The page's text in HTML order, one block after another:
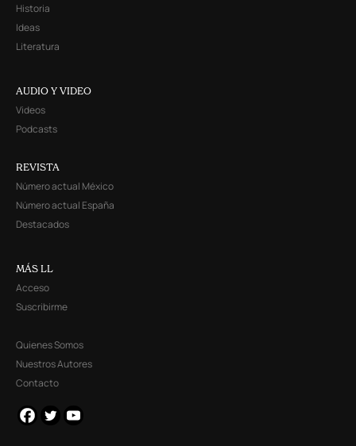
Historia
Ideas
Literatura
AUDIO Y VIDEO
Videos
Podcasts
REVISTA
Número actual México
Número actual España
Destacados
MÁS LL
Acceso
Suscribirme
Quienes Somos
Nuestros Autores
Contacto